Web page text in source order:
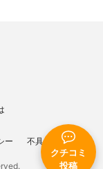
クチコミ
投稿
ー 不具合報告